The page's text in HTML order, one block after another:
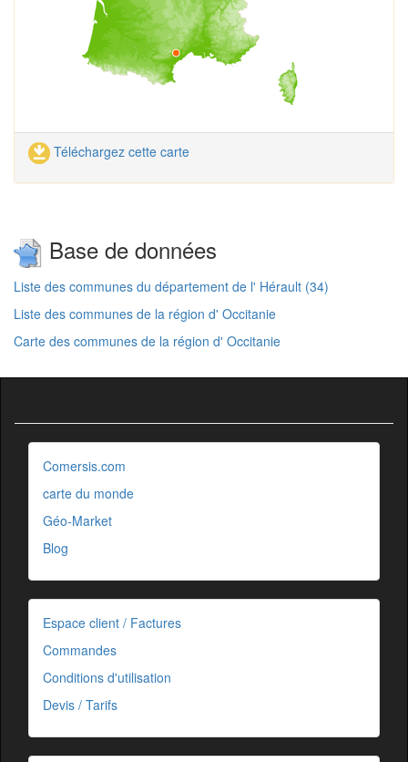
Téléchargez cette carte
Base de données
Liste des communes du département de l' Hérault (34)
Liste des communes de la région d' Occitanie
Carte des communes de la région d' Occitanie
Comersis.com
carte du monde
Géo-Market
Blog
Espace client / Factures
Commandes
Conditions d'utilisation
Devis / Tarifs